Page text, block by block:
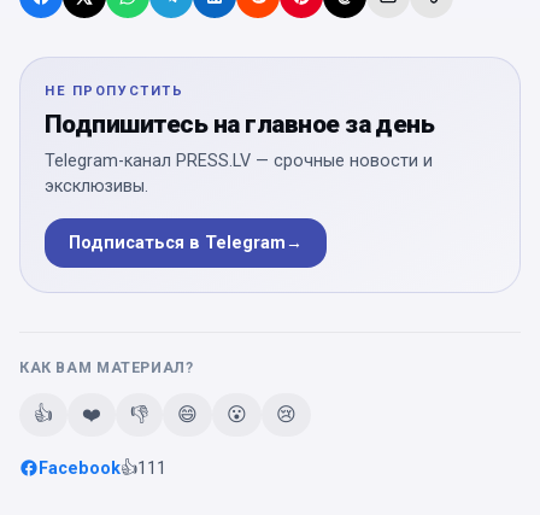
НЕ ПРОПУСТИТЬ
Подпишитесь на главное за день
Telegram-канал PRESS.LV — срочные новости и
эксклюзивы.
Подписаться в Telegram→
КАК ВАМ МАТЕРИАЛ?
👍 ❤️ 👎 😄 😮 😢
Facebook👍111